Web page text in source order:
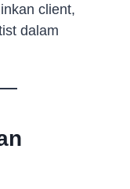
client,
dalam